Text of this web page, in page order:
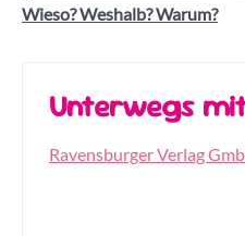
Wieso? Weshalb? Warum?
Unterwegs
Ravensburger Verlag